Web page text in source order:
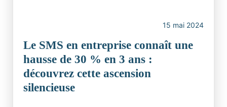
15 mai 2024
Le SMS en entreprise connaît une
hausse de 30 % en 3 ans :
découvrez cette ascension
silencieuse